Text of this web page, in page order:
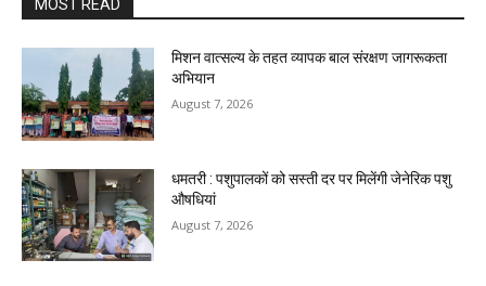
MOST READ
मिशन वात्सल्य के तहत व्यापक बाल संरक्षण जागरूकता
अभियान
August 7, 2026
धमतरी : पशुपालकों को सस्ती दर पर मिलेंगी जेनेरिक पशु
औषधियां
August 7, 2026